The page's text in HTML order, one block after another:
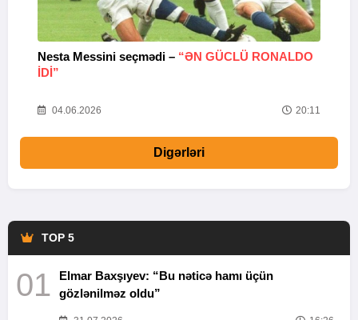
Nesta Messini seçmədi – “ƏN GÜCLÜ RONALDO
IDI”
04.06.2026 20:11
Digərləri
TOP 5
01
Elmar Baxşıyev: “Bu nəticə hamı üçün
gözlənilməz oldu”